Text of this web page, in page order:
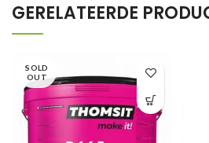
GERELATEERDE
SOLD
OUT